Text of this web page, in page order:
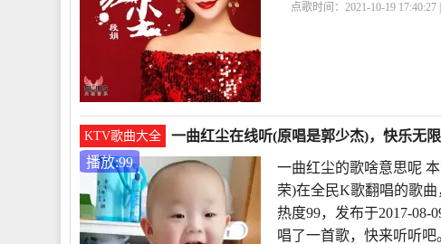
点歌时间：2021-10-19 17:40:27
KTV歌曲大全
一曲红尘在线听(原唱是郭少杰)，快乐无
播放:99
一曲红尘的歌啥意思呢
荣)在全民K歌翻唱的歌
热度99，发布于2017-08-
唱了一首歌，快来听听吧